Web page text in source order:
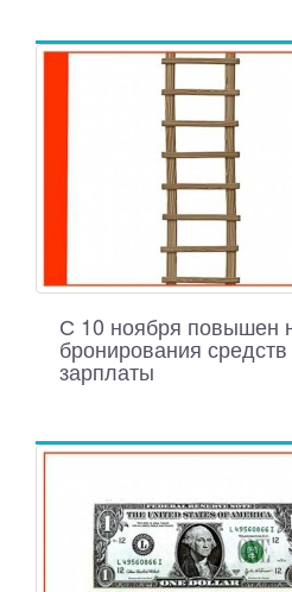
С 10 ноября повышен
бронирования
зарплаты